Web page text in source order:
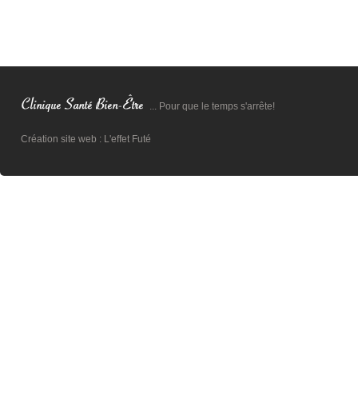
... Pour que le temps s'arrête!
Création site web : L'effet Futé